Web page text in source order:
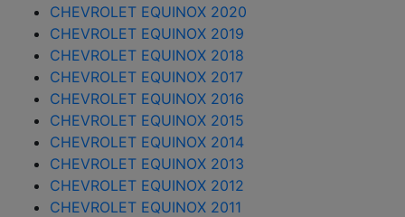
CHEVROLET EQUINOX 2020
CHEVROLET EQUINOX 2019
CHEVROLET EQUINOX 2018
CHEVROLET EQUINOX 2017
CHEVROLET EQUINOX 2016
CHEVROLET EQUINOX 2015
CHEVROLET EQUINOX 2014
CHEVROLET EQUINOX 2013
CHEVROLET EQUINOX 2012
CHEVROLET EQUINOX 2011